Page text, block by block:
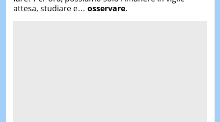
attesa, studiare e… osservare.